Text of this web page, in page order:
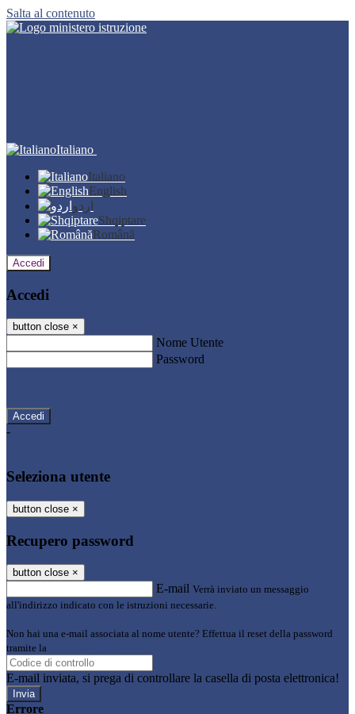
Salta al contenuto
Italiano
Italiano
English
اردو
Shqiptare
Română
Accedi
Accedi
button close ×
Nome Utente
Password
-
Seleziona utente
button close ×
Recupero password
button close ×
E-mail Verrà inviato un messaggio
all'indirizzo indicato con le istruzioni necessarie.
Non hai una e-mail associata al nome utente? Effettua il reset della password
tramite la
E-mail inviata, si prega di controllare la casella di posta elettronica!
Errore